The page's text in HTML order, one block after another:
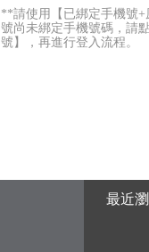
**請使用【已綁定手機號
號尚未綁定手機號碼，請
號】，再進行登入流程。
最近